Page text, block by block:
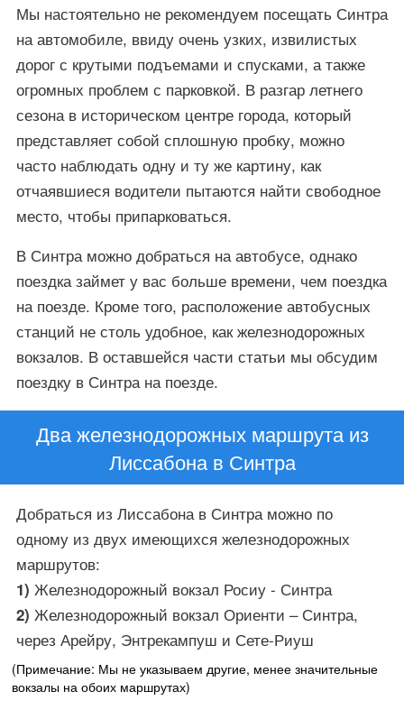
Мы настоятельно не рекомендуем посещать Синтра
на автомобиле, ввиду очень узких, извилистых
дорог с крутыми подъемами и спусками, а также
огромных проблем с парковкой. В разгар летнего
сезона в историческом центре города, который
представляет собой сплошную пробку, можно
часто наблюдать одну и ту же картину, как
отчаявшиеся водители пытаются найти свободное
место, чтобы припарковаться.
В Синтра можно добраться на автобусе, однако
поездка займет у вас больше времени, чем поездка
на поезде. Кроме того, расположение автобусных
станций не столь удобное, как железнодорожных
вокзалов. В оставшейся части статьи мы обсудим
поездку в Синтра на поезде.
Два железнодорожных маршрута из
Лиссабона в Синтра
Добраться из Лиссабона в Синтра можно по
одному из двух имеющихся железнодорожных
маршрутов:
1) Железнодорожный вокзал Росиу - Синтра
2) Железнодорожный вокзал Ориенти – Синтра,
через Арейру, Энтрекампуш и Сете-Риуш
(Примечание: Мы не указываем другие, менее значительные
вокзалы на обоих маршрутах)